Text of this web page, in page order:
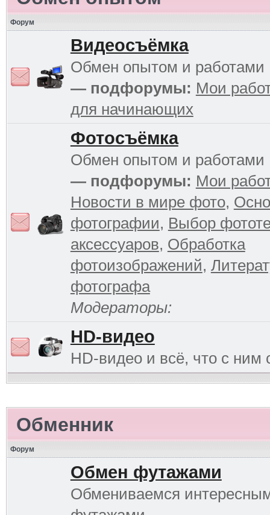
Форум
Видеосъёмка
Обмен опытом и работами
— подфорумы: Мои
для начинающих
Фотосъёмка
Обмен опытом и работами
— подфорумы: Мои
Новости в мире фото,
фотографии, Выбор
аксессуаров, Обработка
фотоизображений,
фотографа
Модераторы:
HD-видео
HD-видео и всё, что с ним
Обменник
Форум
Обмен футажами
Обмениваемся